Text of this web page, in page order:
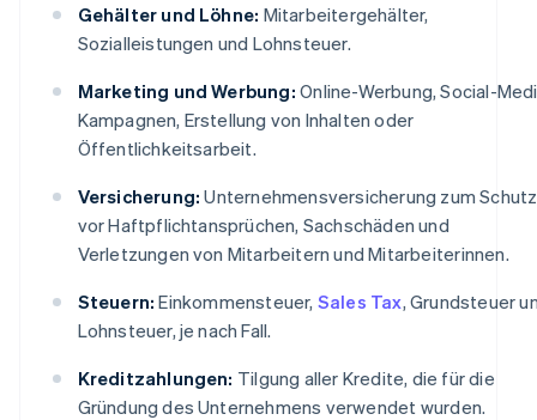
Gehälter und Löhne: Mitarbeitergehälter,
Sozialleistungen und Lohnsteuer.
Marketing und Werbung: Online-Werbung, Social-
Kampagnen, Erstellung von Inhalten oder
Öffentlichkeitsarbeit.
Versicherung: Unternehmensversicherung zum Schutz
vor Haftpflichtansprüchen, Sachschäden und
Verletzungen von Mitarbeitern und Mitarbeiterinnen.
Steuern: Einkommensteuer, Sales Tax, Grundsteuer
Lohnsteuer, je nach Fall.
Kreditzahlungen: Tilgung aller Kredite, die für die
Gründung des Unternehmens verwendet wurden.